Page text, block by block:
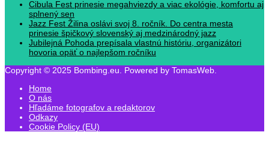
Cibula Fest prinesie megahviezdy a viac ekológie, komfortu aj
splnený sen
Jazz Fest Žilina oslávi svoj 8. ročník. Do centra mesta
prinesie špičkový slovenský aj medzinárodný jazz
Jubilejná Pohoda prepísala vlastnú históriu, organizátori
hovoria opäť o najlepšom ročníku
Copyright © 2025 Bombing.eu. Powered by TomasWeb.
Home
O nás
Hľadáme fotografov a redaktorov
Odkazy
Cookie Policy (EU)